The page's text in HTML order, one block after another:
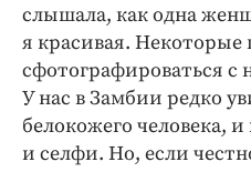
слышала, как одна
я красивая. Некоторые
сфотографироваться
У нас в Замбии редко
белокожего человека,
и селфи. Но, если